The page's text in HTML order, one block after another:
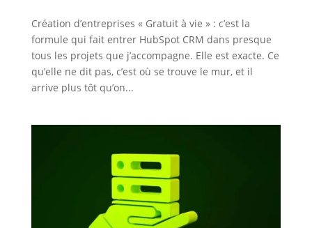
Création d’entreprises « Gratuit à vie » : c’est la
formule qui fait entrer HubSpot CRM dans presque
tous les projets que j’accompagne. Elle est exacte. Ce
qu’elle ne dit pas, c’est où se trouve le mur, et il
arrive plus tôt qu’on...